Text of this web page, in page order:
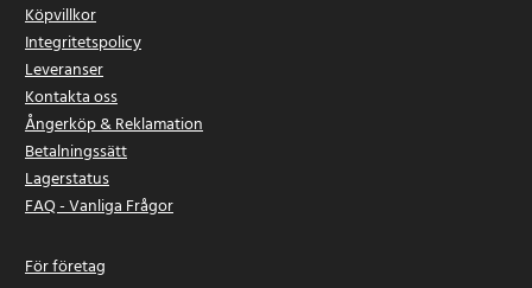
Köpvillkor
Integritetspolicy
Leveranser
Kontakta oss
Ångerköp & Reklamation
Betalningssätt
Lagerstatus
FAQ - Vanliga Frågor
För företag